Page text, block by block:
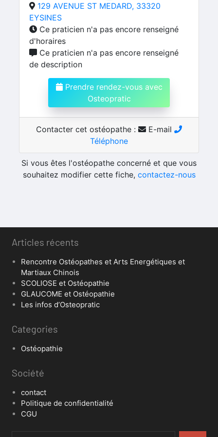
129 AVENUE ST MEDARD, 33320
EYSINES
Ce praticien n'a pas encore renseigné
d'horaires
Ce praticien n'a pas encore renseigné
de description
Prendre rendez-vous avec
Osteopratic
Contacter cet ostéopathe :
E-mail
Téléphone
Si vous êtes l'ostéopathe concerné et que vous
souhaitez modifier cette fiche, contactez-nous
Articles récents
Rencontre Ostéopathes et Arts Energétiques et
Martiaux Chinois
SCOLIOSE et Ostéopathie
GLAUCOME et Ostéopathie
Les infos d’Osteopratic
Categories
Ostéopathie
Société
contact
Politique de confidentialité
CGU